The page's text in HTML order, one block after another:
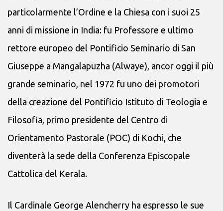
particolarmente l’Ordine e la Chiesa con i suoi 25
anni di missione in India: fu Professore e ultimo
rettore europeo del Pontificio Seminario di San
Giuseppe a Mangalapuzha (Alwaye), ancor oggi il più
grande seminario, nel 1972 fu uno dei promotori
della creazione del Pontificio Istituto di Teologia e
Filosofia, primo presidente del Centro di
Orientamento Pastorale (POC) di Kochi, che
diventerà la sede della Conferenza Episcopale
Cattolica del Kerala.
Il Cardinale George Alencherry ha espresso le sue